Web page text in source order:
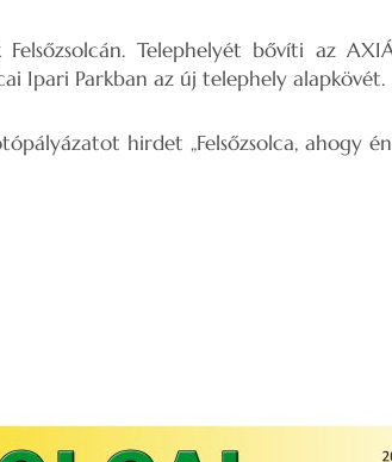
Telephelyét bővíti az
Ipari Parkban az új telephely alapkövét.
hirdet „Felsőzsolca, ahogy